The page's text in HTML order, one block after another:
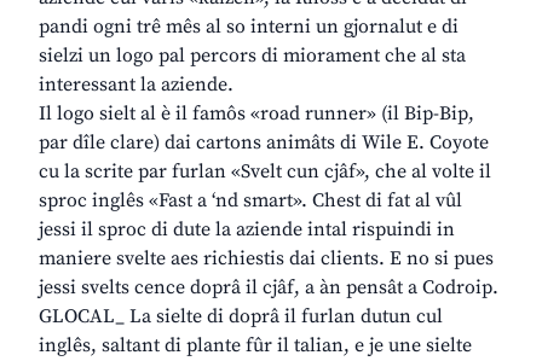
pandi ogni trê mês al so interni un gjornalut e di
sielzi un logo pal percors di miorament che al sta
interessant la aziende.
Il logo sielt al è il famôs «road runner» (il Bip-Bip,
par dîle clare) dai cartons animâts di Wile E. Coyote
cu la scrite par furlan «Svelt cun cjâf», che al volte il
sproc inglês «Fast a ‘nd smart». Chest di fat al vûl
jessi il sproc di dute la aziende intal rispuindi in
maniere svelte aes richiestis dai clients. E no si pues
jessi svelts cence doprâ il cjâf, a àn pensât a Codroip.
GLOCAL_ La sielte di doprâ il furlan dutun cul
inglês, saltant di plante fûr il talian, e je une sielte